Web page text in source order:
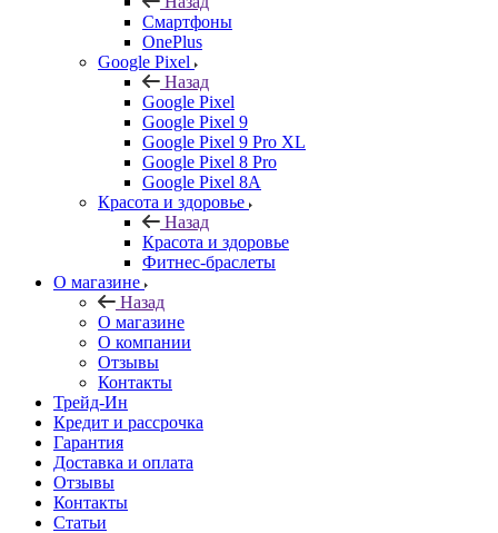
Смартфоны
OnePlus
Google Pixel
Назад
Google Pixel
Google Pixel 9
Google Pixel 9 Pro XL
Google Pixel 8 Pro
Google Pixel 8A
Красота и здоровье
Назад
Красота и здоровье
Фитнес-браслеты
О магазине
Назад
О магазине
О компании
Отзывы
Контакты
Трейд-Ин
Кредит и рассрочка
Гарантия
Доставка и оплата
Отзывы
Контакты
Статьи